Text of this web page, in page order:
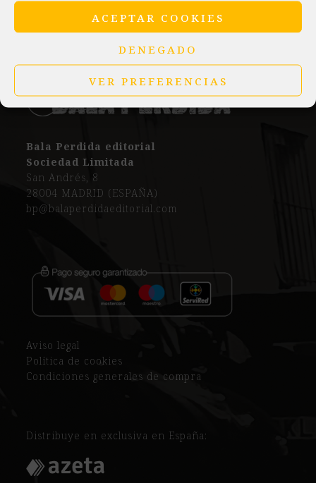
ACEPTAR COOKIES
DENEGADO
VER PREFERENCIAS
Bala Perdida editorial
Sociedad Limitada
San Andrés, 8
28004 MADRID (ESPAÑA)
bp@balaperdidaeditorial.com
Aviso legal
Política de cookies
Condiciones generales de compra
Distribuye en exclusiva en España: